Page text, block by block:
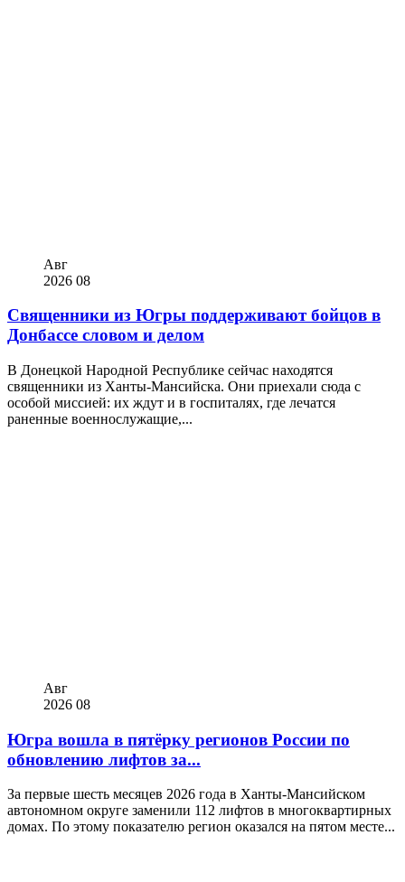
Авг
2026 08
Священники из Югры поддерживают бойцов в
Донбассе словом и делом
В Донецкой Народной Республике сейчас находятся
священники из Ханты-Мансийска. Они приехали сюда с
особой миссией: их ждут и в госпиталях, где лечатся
раненные военнослужащие,...
Авг
2026 08
Югра вошла в пятёрку регионов России по
обновлению лифтов за...
За первые шесть месяцев 2026 года в Ханты-Мансийском
автономном округе заменили 112 лифтов в многоквартирных
домах. По этому показателю регион оказался на пятом месте...